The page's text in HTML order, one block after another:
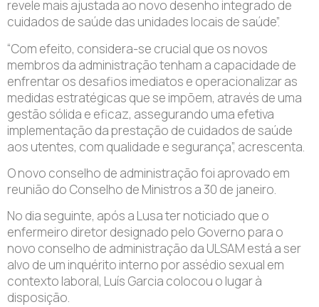
revele mais ajustada ao novo desenho integrado de
cuidados de saúde das unidades locais de saúde”.
“Com efeito, considera-se crucial que os novos
membros da administração tenham a capacidade de
enfrentar os desafios imediatos e operacionalizar as
medidas estratégicas que se impõem, através de uma
gestão sólida e eficaz, assegurando uma efetiva
implementação da prestação de cuidados de saúde
aos utentes, com qualidade e segurança”, acrescenta.
O novo conselho de administração foi aprovado em
reunião do Conselho de Ministros a 30 de janeiro.
No dia seguinte, após a Lusa ter noticiado que o
enfermeiro diretor designado pelo Governo para o
novo conselho de administração da ULSAM está a ser
alvo de um inquérito interno por assédio sexual em
contexto laboral, Luís Garcia colocou o lugar à
disposição.